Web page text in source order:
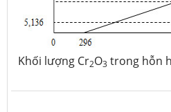
Khối lượng Cr2O3 trong hỗn